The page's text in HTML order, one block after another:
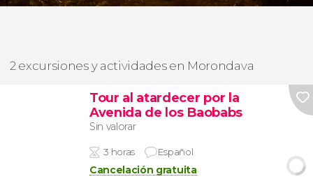
2 excursiones y actividades en Morondava
Tour al atardecer por la
Avenida de los Baobabs
Sin valorar
3 horas Español
Cancelación gratuita